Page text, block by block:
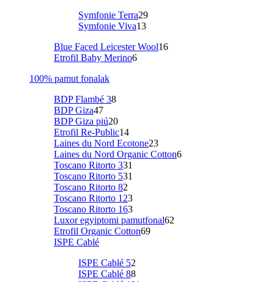
Symfonie Terra29
Symfonie Viva13
Blue Faced Leicester Wool16
Etrofil Baby Merino6
100% pamut fonalak
BDP Flambé 38
BDP Giza47
BDP Giza piú20
Etrofil Re-Public14
Laines du Nord Ecotone23
Laines du Nord Organic Cotton6
Toscano Ritorto 331
Toscano Ritorto 531
Toscano Ritorto 82
Toscano Ritorto 123
Toscano Ritorto 163
Luxor egyiptomi pamutfonal62
Etrofil Organic Cotton69
ISPE Cablé
ISPE Cablé 52
ISPE Cablé 88